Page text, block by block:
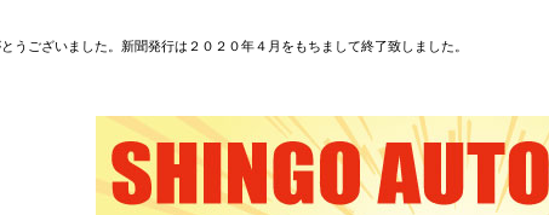
うございました。新聞発行は２０２０年４月をもちまして終了致しました。